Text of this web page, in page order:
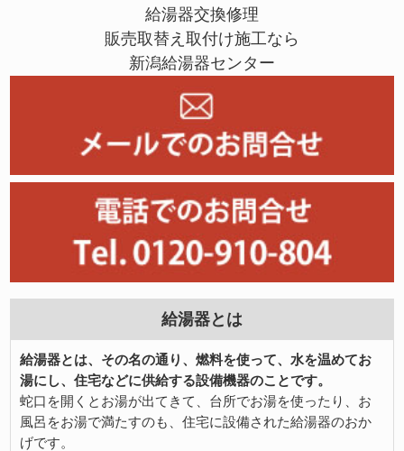
給湯器交換修理
販売取替え取付け施工なら
新潟給湯器センター
給湯器とは
給湯器とは、その名の通り、燃料を使って、水を温めてお
湯にし、住宅などに供給する設備機器のことです。
蛇口を開くとお湯が出てきて、台所でお湯を使ったり、お
風呂をお湯で満たすのも、住宅に設備された給湯器のおか
げです。